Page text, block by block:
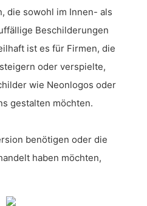
die sowohl im Innen- als
Beschilderungen
ist es für Firmen, die
oder verspielte,
wie Neonlogos oder
gestalten möchten.
benötigen oder die
haben möchten,